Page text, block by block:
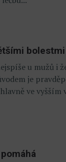
u mužů i
je
ve vyšším